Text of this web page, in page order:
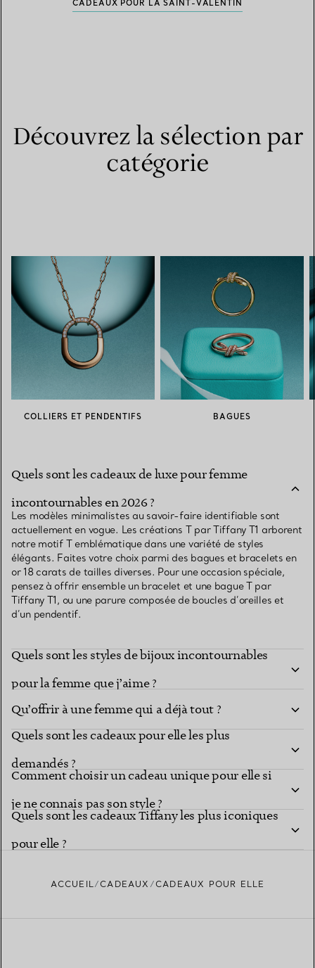
CADEAUX POUR LA SAINT-VALENTIN
Découvrez la sélection par
catégorie
COLLIERS ET PENDENTIFS BAGUES
Quels sont les cadeaux de luxe pour femme
incontournables en 2026 ?
Les modèles minimalistes au savoir-faire identifiable sont
actuellement en vogue. Les créations T par Tiffany T1 arborent
notre motif T emblématique dans une variété de styles
élégants. Faites votre choix parmi des bagues et bracelets en
or 18 carats de tailles diverses. Pour une occasion spéciale,
pensez à offrir ensemble un bracelet et une bague T par
Tiffany T1, ou une parure composée de boucles d’oreilles et
d’un pendentif.
Quels sont les styles de bijoux incontournables
pour la femme que j’aime ?
Qu’offrir à une femme qui a déjà tout ?
Quels sont les cadeaux pour elle les plus
demandés ?
Comment choisir un cadeau unique pour elle si
je ne connais pas son style ?
Quels sont les cadeaux Tiffany les plus iconiques
pour elle ?
ACCUEIL CADEAUX CADEAUX POUR ELLE